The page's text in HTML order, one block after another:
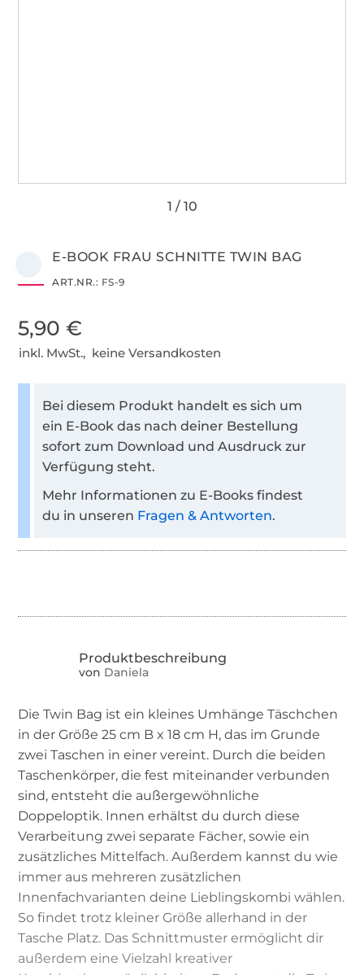
E-BOOK FRAU SCHNITTE TWIN BAG
ART.NR.: FS-9
5,90 €
inkl. MwSt., keine Versandkosten
Bei diesem Produkt handelt es sich um
ein E-Book das nach deiner Bestellung
sofort zum Download und Ausdruck zur
Verfügung steht.
Mehr Informationen zu E-Books findest
du in unseren Fragen & Antworten.
von Daniela
Die Twin Bag ist ein kleines Umhänge Täschchen
in der Größe 25 cm B x 18 cm H, das im Grunde
zwei Taschen in einer vereint. Durch die beiden
Taschenkörper, die fest miteinander verbunden
sind, entsteht die außergewöhnliche
Doppeloptik. Innen erhältst du durch diese
Verarbeitung zwei separate Fächer, sowie ein
zusätzliches Mittelfach. Außerdem kannst du wie
immer aus mehreren zusätzlichen
Innenfachvarianten deine Lieblingskombi wählen.
So findet trotz kleiner Größe allerhand in der
Tasche Platz. Das Schnittmuster ermöglicht dir
außerdem eine Vielzahl kreativer